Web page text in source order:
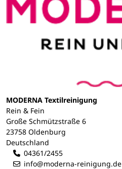
MODERNA Textilreinigung
Rein & Fein
Große Schmützstraße 6
23758 Oldenburg
Deutschland
04361/2455
info@moderna-reinigung.de